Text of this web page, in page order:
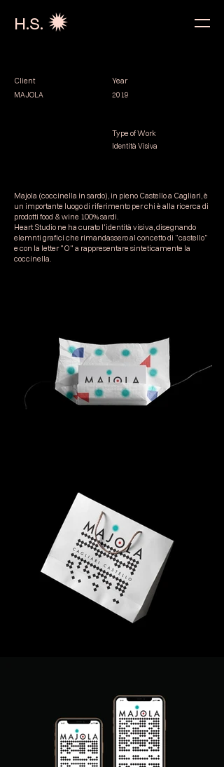
H.S.
Client
MAJOLA
Year
2019
Type of Work
Identità Visiva
Majola (coccinella in sardo), in pieno Castello a Cagliari, è
un importante luogo di riferimento per chi è alla ricerca di
prodotti food & wine 100% sardi.
Heart Studio ne ha curato l'identità visiva, disegnando
elemnti grafici che rimandassero al concetto di "castello"
e con la letter "O" a rappresentare sinteticamente la
coccinella.